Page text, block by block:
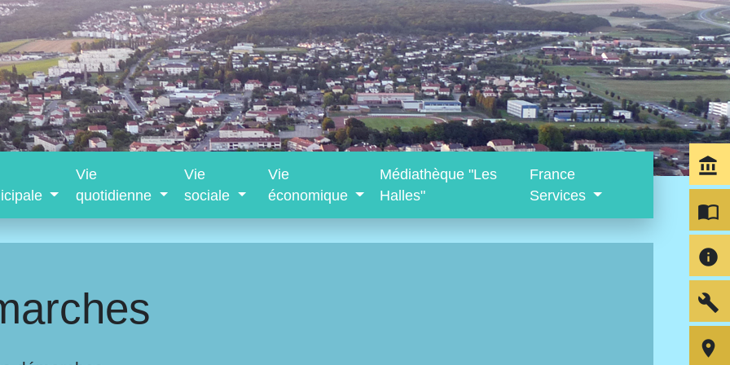
Vie
quotidienne
Vie
sociale
Vie
économique
Médiathèque "Les
Halles"
France
Services
account_balance
import_contacts
info
build
room